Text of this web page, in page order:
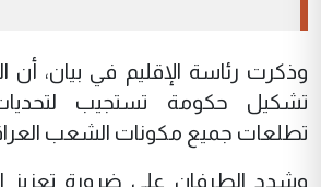
وذكرت رئاسة الإقليم في بيان، أن
تشكيل حكومة تستجيب
تطلعات جميع مكونات الشعب
وشدد الطرفان على ضرورة تعزيز